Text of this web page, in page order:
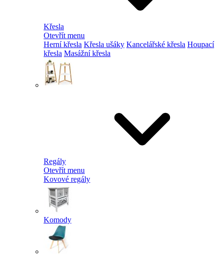
Křesla
Otevřít menu
Herní křesla Křesla ušáky Kancelářské křesla Houpací
křesla Masážní křesla
Regály
Otevřít menu
Kovové regály
Komody